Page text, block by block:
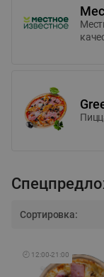
Сортировка:
🕘 12:00-21:00